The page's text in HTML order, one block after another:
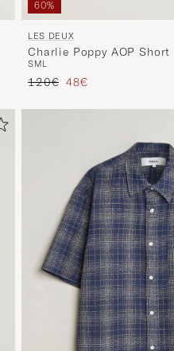
60%
LES DEUX
Charlie Poppy AOP Short
Night
SML
Regulärer Preis
120€ Reduzierter Preis
48€